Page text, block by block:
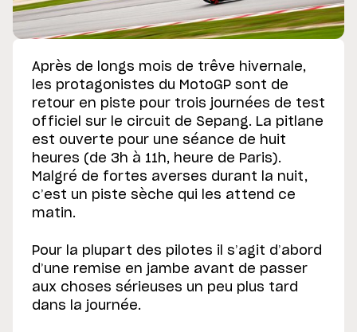
Après de longs mois de trêve hivernale,
les protagonistes du MotoGP sont de
retour en piste pour trois journées de test
officiel sur le circuit de Sepang. La pitlane
est ouverte pour une séance de huit
heures (de 3h à 11h, heure de Paris).
Malgré de fortes averses durant la nuit,
c’est un piste sèche qui les attend ce
matin.
Pour la plupart des pilotes il s’agit d’abord
d’une remise en jambe avant de passer
aux choses sérieuses un peu plus tard
dans la journée.